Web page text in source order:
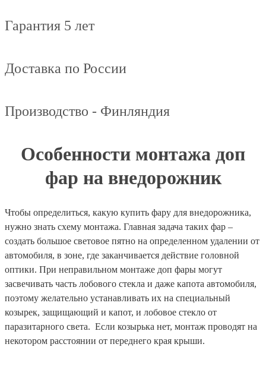
Гарантия 5 лет
Доставка по России
Производство - Финляндия
Особенности монтажа доп
фар на внедорожник
Чтобы определиться, какую купить фару для внедорожника,
нужно знать схему монтажа. Главная задача таких фар –
создать большое световое пятно на определенном удалении от
автомобиля, в зоне, где заканчивается действие головной
оптики. При неправильном монтаже доп фары могут
засвечивать часть лобового стекла и даже капота автомобиля,
поэтому желательно устанавливать их на специальный
козырек, защищающий и капот, и лобовое стекло от
паразитарного света. Если козырька нет, монтаж проводят на
некотором расстоянии от переднего края крыши.